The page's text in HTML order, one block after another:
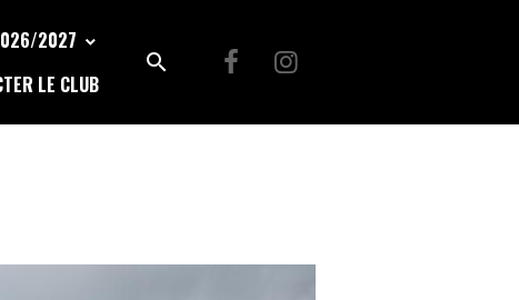
2027
LE CLUB